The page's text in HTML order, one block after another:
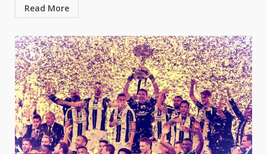
Read More